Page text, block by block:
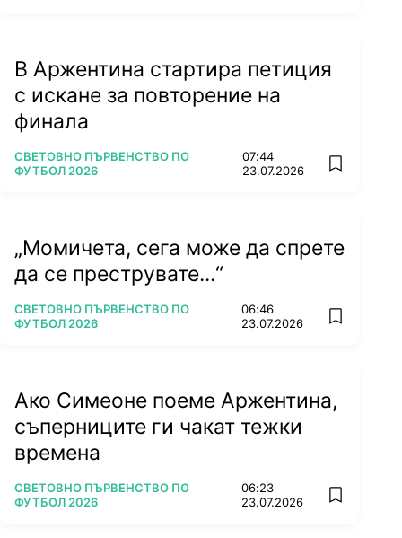
В Аржентина стартира петиция
с искане за повторение на
финала
ПОВЕЧЕ ОТ
СВЕТОВНО ПЪРВЕНСТВО ПО
ФУТБОЛ 2026
07:44
23.07.2026
add
„Момичета, сега може да спрете
да се преструвате...“
ПОВЕЧЕ ОТ
СВЕТОВНО ПЪРВЕНСТВО ПО
ФУТБОЛ 2026
06:46
23.07.2026
add
Ако Симеоне поеме Аржентина,
съперниците ги чакат тежки
времена
ПОВЕЧЕ ОТ
СВЕТОВНО ПЪРВЕНСТВО ПО
ФУТБОЛ 2026
06:23
23.07.2026
add